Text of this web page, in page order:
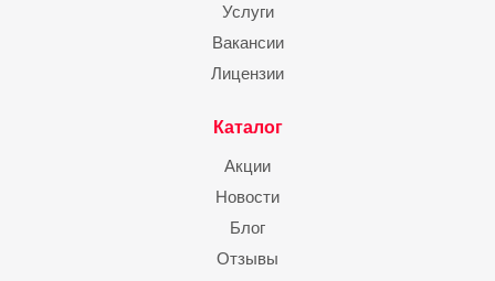
Услуги
Вакансии
Лицензии
Каталог
Акции
Новости
Блог
Отзывы